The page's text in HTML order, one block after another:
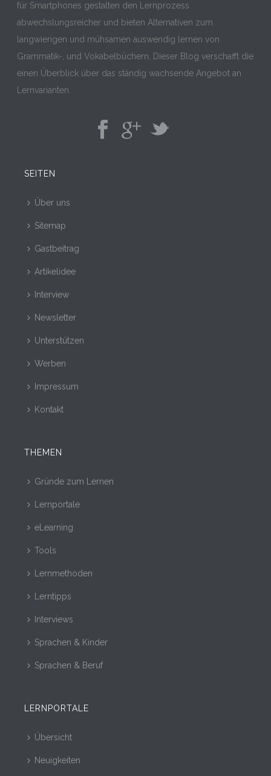
für Smartphones gestalten den Lernprozess
abwechslungsreicher und bieten Alternativen zum
langwierigen und mühsamen auswendig lernen von
Grammatik-, und Vokabelbüchern. Dieser Blog verschafft die
einen Überblick über das ständig wachsende Angebot an
Lernvarianten.
SEITEN
Über uns
Sitemap
Gastbeitrag
Artikelidee
Interview
Newsletter
Unterstützen
Werben
Impressum
Kontakt
THEMEN
Gründe zum Lernen
Lernportale
eLearning
Tools
Lernmethoden
Lerntipps
Interviews
Sprachen & Kinder
Sprachen & Beruf
LERNPORTALE
Übersicht
Neuigkeiten